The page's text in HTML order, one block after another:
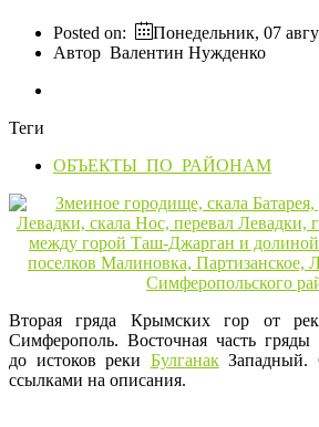
Posted on:
Понедельник, 07
Автор Валентин Нужденко
Теги
ОБЪЕКТЫ_ПО_РАЙОНАМ
Вторая гряда Крымских гор от
Симферополь. Восточная часть
до истоков реки БулганакЗападный.
ссылками на описания.